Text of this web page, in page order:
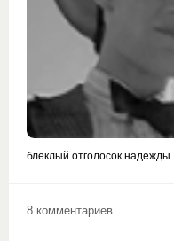
блеклый отголосок надежды.
8 комментариев